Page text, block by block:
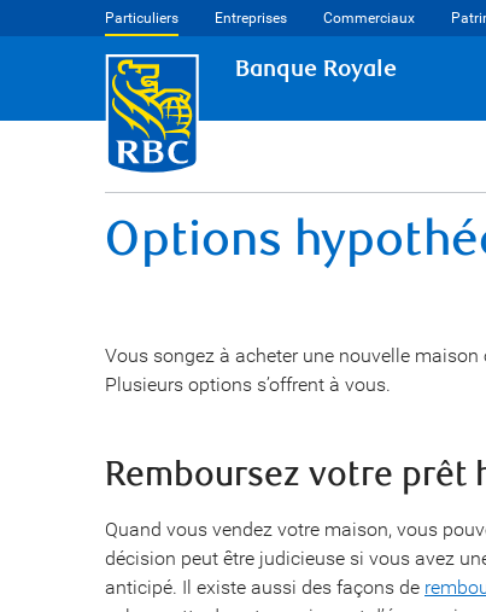
Particuliers Entreprises Commerciaux
Banque Royale
Options
Vous songez à acheter une nouvelle
Plusieurs options s’offrent à vous.
Remboursez votre
Quand vous vendez votre maison, vous
décision peut être judicieuse si vous avez
anticipé. Il existe aussi des façons de